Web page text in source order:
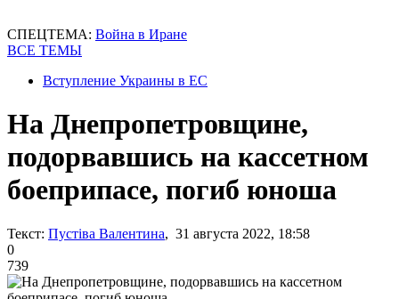
СПЕЦТЕМА: Война в Иране
ВСЕ ТЕМЫ
Вступление Украины в ЕС
На Днепропетровщине,
подорвавшись на кассетном
боеприпасе, погиб юноша
Текст: Пустіва Валентина, 31 августа 2022, 18:58
0
739